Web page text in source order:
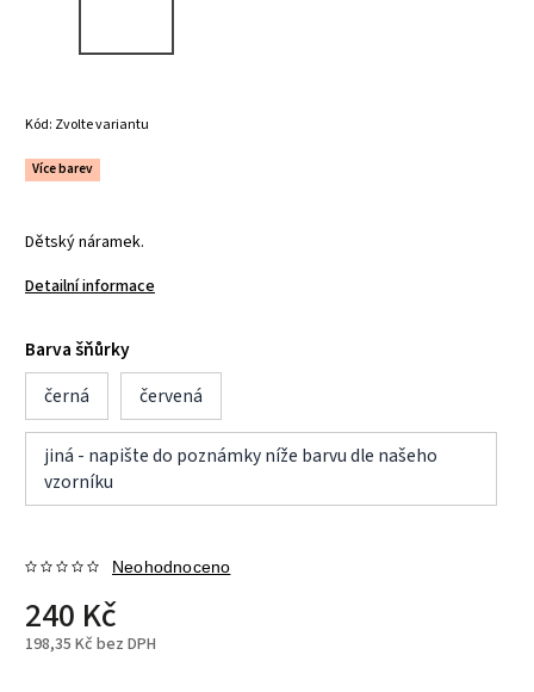
Kód: Zvolte variantu
Více barev
Dětský náramek.
Detailní informace
Barva šňůrky
černá
červená
jiná - napište do poznámky níže barvu dle našeho
vzorníku
Neohodnoceno
240 Kč
198,35 Kč bez DPH